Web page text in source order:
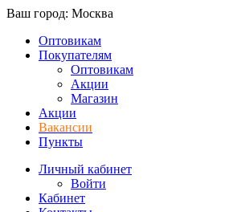
Ваш город: Москва
Оптовикам
Покупателям
Оптовикам
Акции
Магазин
Акции
Вакансии
Пункты
Личный кабинет
Войти
Кабинет